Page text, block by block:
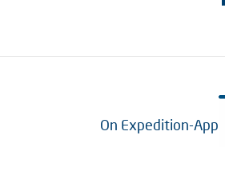
On Expedition-App